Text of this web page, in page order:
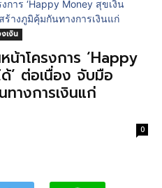
เงิน
าโครงการ ‘Happy
’ ต่อเนื่อง จับมือ
างการเงินแก่
0